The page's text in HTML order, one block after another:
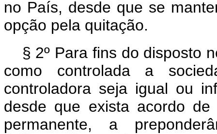
no País, desde que se
opção pela quitação.
§ 2º Para fins do disposto
como controlada a
controladora seja igual ou
desde que exista acordo
permanente, a